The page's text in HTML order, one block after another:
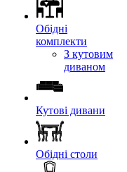
Обідні
комплекти
З кутовим
диваном
Кутові дивани
Обідні столи